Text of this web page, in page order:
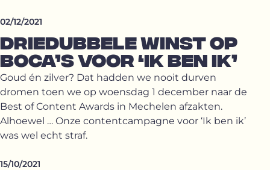
02/12/2021
DRIEDUBBELE WINST OP
BOCA’S VOOR ‘IK BEN IK’
Goud én zilver? Dat hadden we nooit durven
dromen toen we op woensdag 1 december naar de
Best of Content Awards in Mechelen afzakten.
Alhoewel … Onze contentcampagne voor ‘Ik ben ik’
was wel echt straf.
15/10/2021